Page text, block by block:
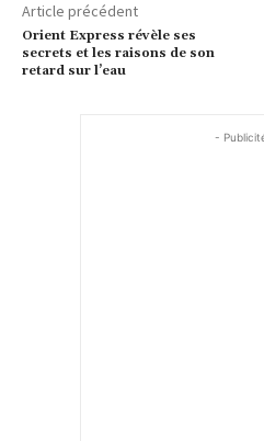
Article précédent
Orient Express révèle ses
secrets et les raisons de son
retard sur l’eau
-